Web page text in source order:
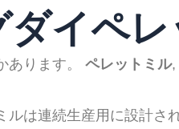
イペ
あります。ペレットミル,
ルは連続生産用に設計さ